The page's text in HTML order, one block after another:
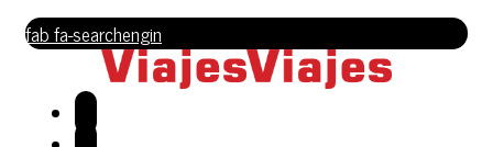
fab fa-searchengin